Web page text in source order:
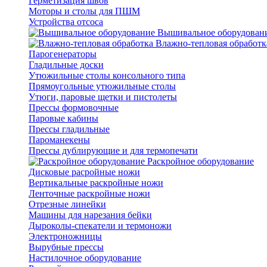
Моторы и столы для ПШМ
Устройства отсоса
Вышивальное
Влажно-тепловая
Парогенераторы
Гладильные доски
Утюжильные столы консольного типа
Прямоугольные утюжильные столы
Утюги, паровые щетки и пистолеты
Прессы формовочные
Паровые кабины
Прессы гладильные
Пароманекены
Прессы дублирующие и для термопечати
Раскройное оборудование
Дисковые расройные ножи
Вертикальные раскройные ножи
Ленточные раскройные ножи
Отрезные линейки
Машины для нарезания бейки
Дыроколы-спекатели и термоножи
Электроножницы
Вырубные прессы
Настилочное оборудование